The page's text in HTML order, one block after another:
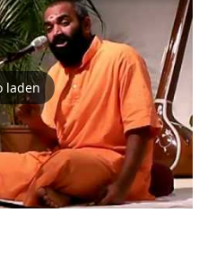
laden